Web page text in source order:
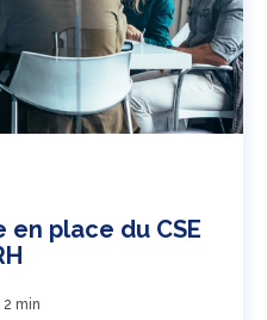
en place du CSE
2 min